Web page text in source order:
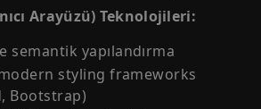
Arayüzü) Teknolojileri:
semantik yapılandırma
modern styling frameworks
Bootstrap)